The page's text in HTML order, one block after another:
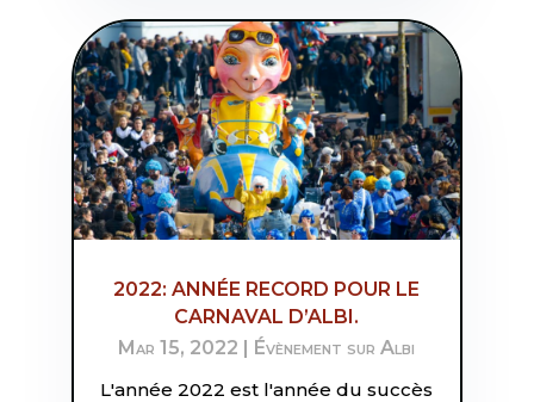
2022: ANNÉE RECORD POUR LE
CARNAVAL D’ALBI.
Mar 15, 2022 | Évènement sur Albi
L'année 2022 est l'année du succès